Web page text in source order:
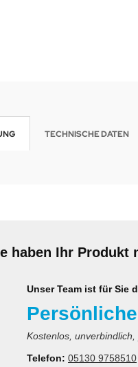
TECHNISCHE DATEN
haben Ihr Produkt
Unser Team ist für Sie
Kostenlos,
Telefon: 05130 9758510